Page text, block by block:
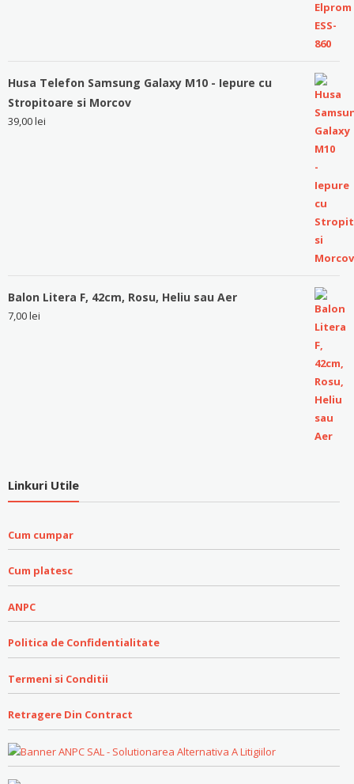
Husa Telefon Samsung Galaxy M10 - Iepure cu
Stropitoare si Morcov
39,00lei
Balon Litera F, 42cm, Rosu, Heliu sau Aer
7,00lei
Linkuri Utile
Cum cumpar
Cum platesc
ANPC
Politica de Confidentialitate
Termeni si Conditii
Retragere Din Contract